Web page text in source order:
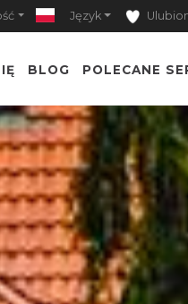
Język
BLOG POLECANE